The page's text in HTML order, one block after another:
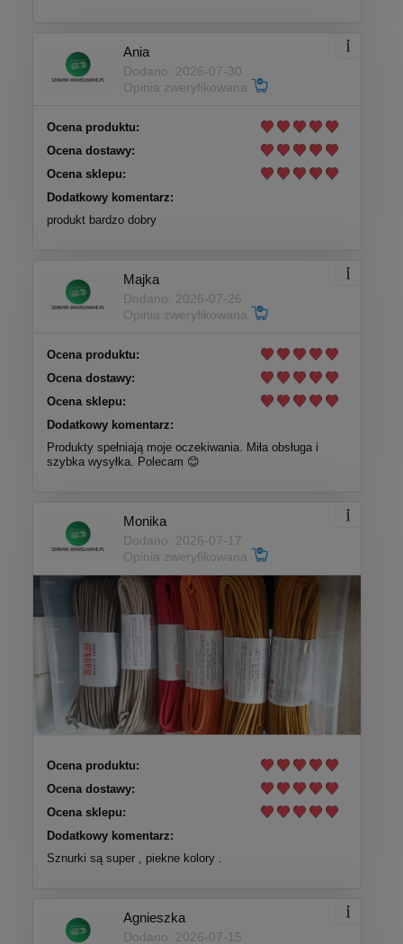
Ania
Dodano: 2026-07-30
Opinia zweryfikowana
Ocena produktu:
Ocena dostawy:
Ocena sklepu:
Dodatkowy komentarz:
produkt bardzo dobry
Majka
Dodano: 2026-07-26
Opinia zweryfikowana
Ocena produktu:
Ocena dostawy:
Ocena sklepu:
Dodatkowy komentarz:
Produkty spełniają moje oczekiwania. Miła obsługa i
szybka wysyłka. Polecam 😊
Monika
Dodano: 2026-07-17
Opinia zweryfikowana
Ocena produktu:
Ocena dostawy:
Ocena sklepu:
Dodatkowy komentarz:
Sznurki są super , piekne kolory .
Agnieszka
Dodano: 2026-07-15